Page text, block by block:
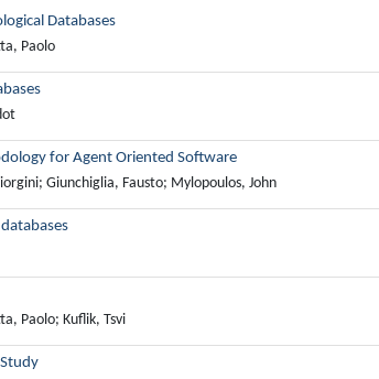
Databases
Paolo
for Agent Oriented Software
Giunchiglia, Fausto; Mylopoulos, John
Paolo; Kuflik, Tsvi